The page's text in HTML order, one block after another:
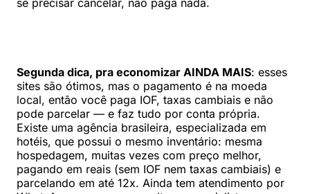
se precisar cancelar, não paga nada.
Segunda dica, pra economizar AINDA MAIS: esses
sites são ótimos, mas o pagamento é na moeda
local, então você paga IOF, taxas cambiais e não
pode parcelar — e faz tudo por conta própria.
Existe uma agência brasileira, especializada em
hotéis, que possui o mesmo inventário: mesma
hospedagem, muitas vezes com preço melhor,
pagando em reais (sem IOF nem taxas cambiais) e
parcelando em até 12x. Ainda tem atendimento por